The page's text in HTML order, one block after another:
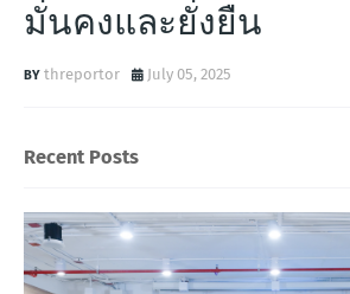
มั่นคงและยั่งยืน
threportor July 05, 2025
Recent Posts